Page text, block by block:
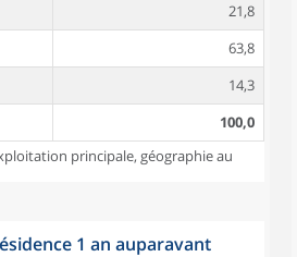
21,8
63,8
14,3
100,0
principale, géographie au
1 an auparavant